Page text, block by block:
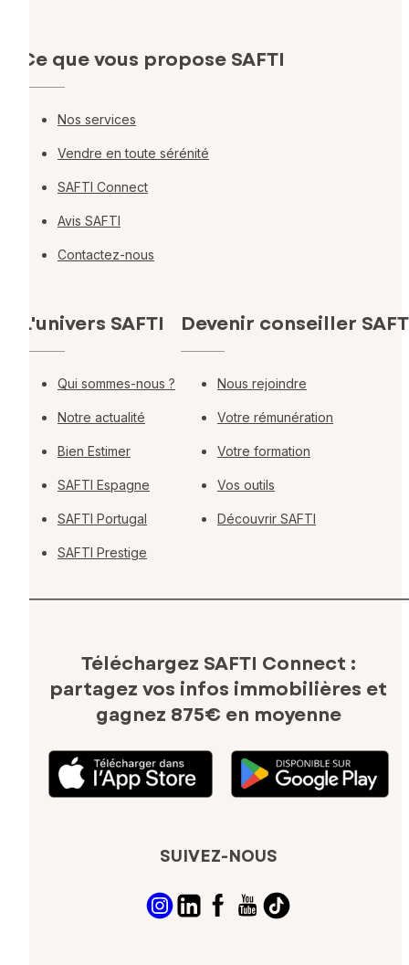
Ce que vous propose SAFTI
Nos services
Vendre en toute sérénité
SAFTI Connect
Avis SAFTI
Contactez-nous
L'univers SAFTI
Qui sommes-nous ?
Notre actualité
Bien Estimer
SAFTI Espagne
SAFTI Portugal
SAFTI Prestige
Devenir conseiller
Nous rejoindre
Votre rémunération
Votre formation
Vos outils
Découvrir SAFTI
Téléchargez SAFTI Connect :
partagez vos infos immobilières et
gagnez 875€ en moyenne
SUIVEZ-NOUS